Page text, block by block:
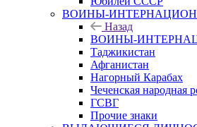
ВОИНЫ-
Назад
ВОИНЫ-
Таджикистан
Афганистан
Нагорный Карабах
Чеченская народная
ГСВГ
Прочие знаки